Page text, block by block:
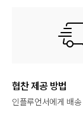
협찬 제공 방법
인플루언서에게 배송